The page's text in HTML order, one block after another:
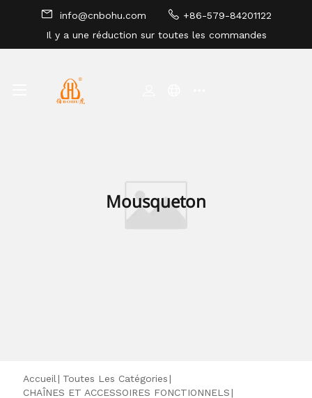
info@cnbohu.com
+86-579-84201122
Il y a une réduction sur toutes les commandes
Mousqueton
Accueil | Toutes Les Catégories|
CHAÎNES ET ACCESSOIRES FONCTIONNELS|